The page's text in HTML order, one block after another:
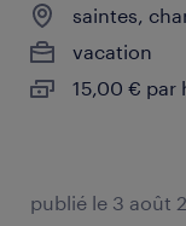
saintes,
vacation
15,00 € par
publié le 3 août